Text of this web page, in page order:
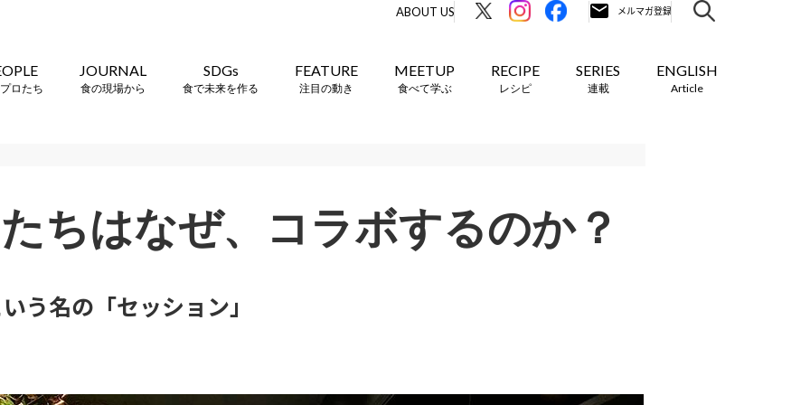
ABOUT US
ロたち
JOURNAL
食の現場から
SDGs
食で未来を作る
FEATURE
注目の動き
MEETUP
食べて学ぶ
RECIPE
レシピ
SERIES
連載
ENGLISH
Article
ちはなぜ、コラボするのか？
う名の「セッション」